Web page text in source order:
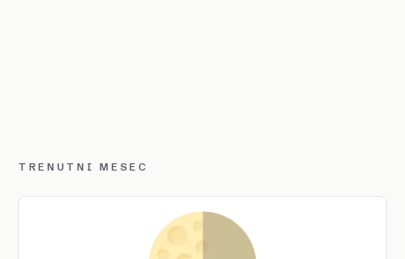
TRENUTNI MESEC